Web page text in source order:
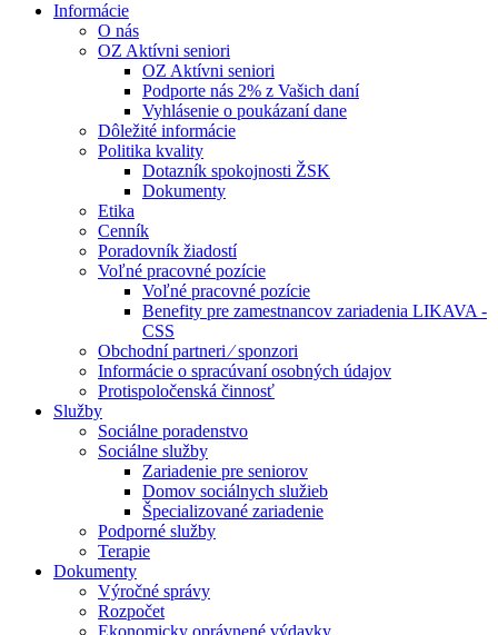
Informácie
O nás
OZ Aktívni seniori
OZ Aktívni seniori
Podporte nás 2% z Vašich daní
Vyhlásenie o poukázaní dane
Dôležité informácie
Politika kvality
Dotazník spokojnosti ŽSK
Dokumenty
Etika
Cenník
Poradovník žiadostí
Voľné pracovné pozície
Voľné pracovné pozície
Benefity pre zamestnancov zariadenia LIKAVA -
CSS
Obchodní partneri ⁄ sponzori
Informácie o spracúvaní osobných údajov
Protispoločenská činnosť
Služby
Sociálne poradenstvo
Sociálne služby
Zariadenie pre seniorov
Domov sociálnych služieb
Špecializované zariadenie
Podporné služby
Terapie
Dokumenty
Výročné správy
Rozpočet
Ekonomicky oprávnené výdavky